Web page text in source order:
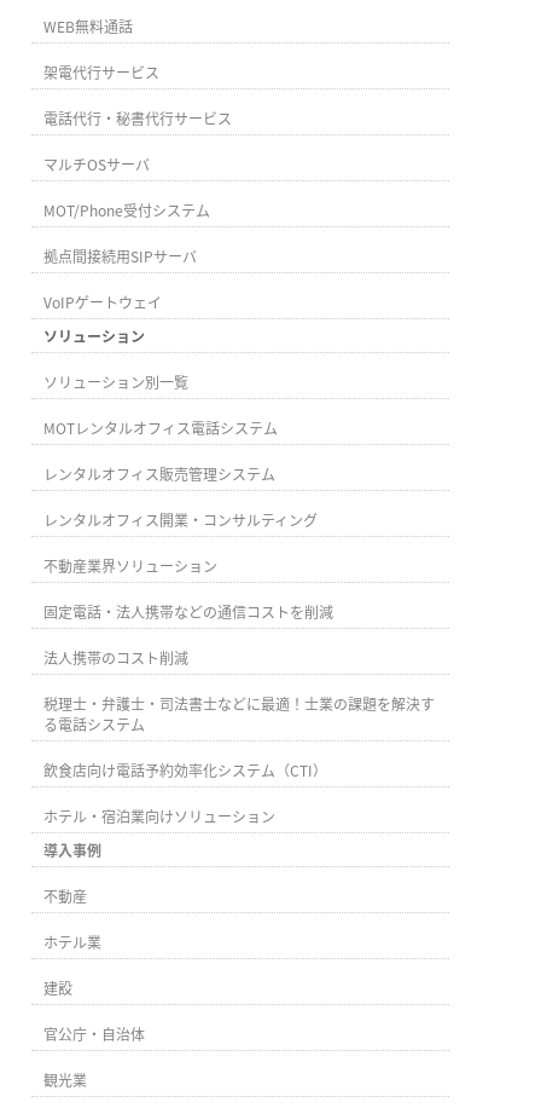
WEB無料通話
架電代行サービス
電話代行・秘書代行サービス
マルチOSサーバ
MOT/Phone受付システム
拠点間接続用SIPサーバ
VoIPゲートウェイ
ソリューション
ソリューション別一覧
MOTレンタルオフィス電話システム
レンタルオフィス販売管理システム
レンタルオフィス開業・コンサルティング
不動産業界ソリューション
固定電話・法人携帯などの通信コストを削減
法人携帯のコスト削減
税理士・弁護士・司法書士などに最適！士業の課題を解決す
る電話システム
飲食店向け電話予約効率化システム（CTI）
ホテル・宿泊業向けソリューション
導入事例
不動産
ホテル業
建設
官公庁・自治体
観光業